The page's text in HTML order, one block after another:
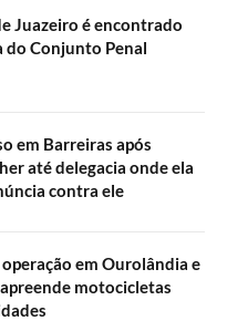
Juazeiro é encontrado
do Conjunto Penal
em Barreiras após
até delegacia onde ela
contra ele
em Ourolândia e
motocicletas